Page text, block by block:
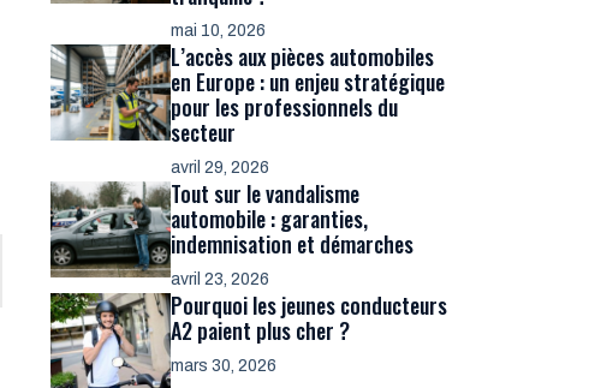
mai 10, 2026
L’accès aux pièces automobiles
en Europe : un enjeu stratégique
pour les professionnels du
secteur
avril 29, 2026
Tout sur le vandalisme
automobile : garanties,
indemnisation et démarches
avril 23, 2026
Pourquoi les jeunes conducteurs
A2 paient plus cher ?
mars 30, 2026